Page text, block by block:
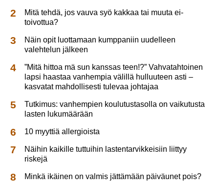
Mitä tehdä, jos vauva syö kakkaa tai muuta ei-
toivottua?
Näin opit luottamaan kumppaniin uudelleen
valehtelun jälkeen
”Mitä hittoa mä sun kanssas teen!?” Vahvatahtoinen
lapsi haastaa vanhempia välillä hulluuteen asti –
kasvatat mahdollisesti tulevaa johtajaa
Tutkimus: vanhempien koulutustasolla on vaikutusta
lasten lukumäärään
10 myyttiä allergioista
Näihin kaikille tuttuihin lastentarvikkeisiin liittyy
riskejä
Minkä ikäinen on valmis jättämään päiväunet pois?